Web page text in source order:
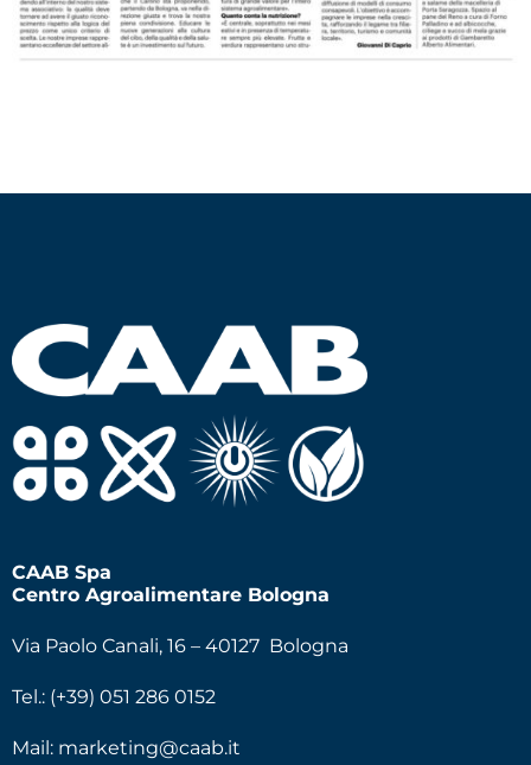
CAAB Spa
Centro Agroalimentare Bologna
Via Paolo Canali, 16 – 40127 Bologna
Tel.: (+39) 051 286 0152
Mail: marketing@caab.it